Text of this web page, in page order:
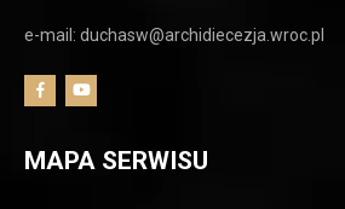
e-mail: duchasw@archidiecezja.wroc.pl
MAPA SERWISU